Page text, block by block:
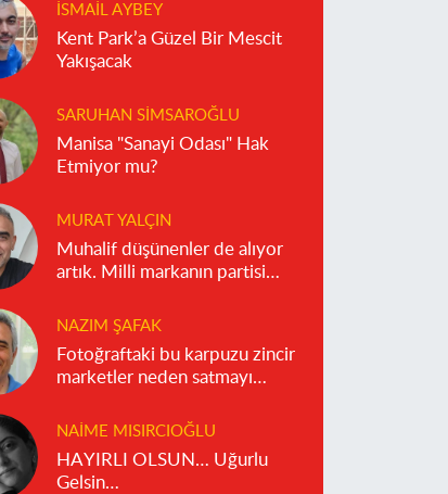
İSMAIL AYBEY
Kent Park’a Güzel Bir Mescit
Yakışacak
SARUHAN SIMSAROĞLU
Manisa "Sanayi Odası" Hak
Etmiyor mu?
MURAT YALÇIN
Muhalif düşünenler de alıyor
artık. Milli markanın partisi
NAZIM ŞAFAK
Fotoğraftaki bu karpuzu zincir
marketler neden satmayı
NAIME MISIRCIOĞLU
HAYIRLI OLSUN… Uğurlu
Gelsin…